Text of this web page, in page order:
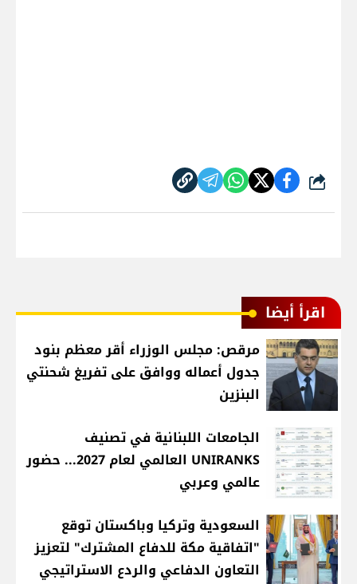
شارك
اقرأ أيضا
مرقص: مجلس الوزراء أقر معظم بنود
جدول أعماله ووافق على تفريغ شحنتي
البنزين
الجامعات اللبنانية في تصنيف
UNIRANKS العالمي لعام 2027... حضور
عالمي وعربي
السعودية وتركيا وباكستان توقع
"اتفاقية مكة للدفاع المشترك" لتعزيز
التعاون الدفاعي والردع الاستراتيجي